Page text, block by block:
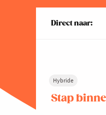
Direct naar:
Hybride
Stap